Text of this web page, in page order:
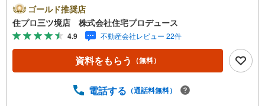
間市エリアに強い！ 住プロは、大和市・綾瀬市・座間市エ
リアの不動産売買専門会社です！最新物件情報や当社限定
で販売する物件情報も多数ございますので、お気軽にお問
合せ下さい！ -------------- 弊社独自の住宅ローン提案システ
ム 弊社ではファイナンシャル専門スタッフによる【丁寧な
資金アドバイス】【ファイナンシャルプラン提案書の作
【定年時の住宅ローン残高】【住宅購入者だけが加入でき
ゴールド推奨店
住プロ三ツ境店 株式会社住宅プロデュース
4.9 不動産会社レビュー 22件
資料をもらう （無料）
電話する （通話料無料）